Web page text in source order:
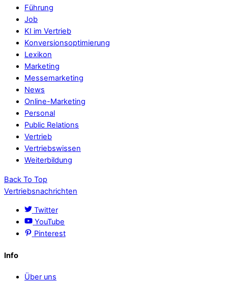
Führung
Job
KI im Vertrieb
Konversionsoptimierung
Lexikon
Marketing
Messemarketing
News
Online-Marketing
Personal
Public Relations
Vertrieb
Vertriebswissen
Weiterbildung
Back To Top
Vertriebsnachrichten
Twitter
YouTube
Pinterest
Info
Über uns